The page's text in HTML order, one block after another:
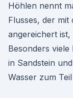
Höhlen nennt
Flusses, der mit
angereichert
Besonders
in Sandstein
Wasser zum